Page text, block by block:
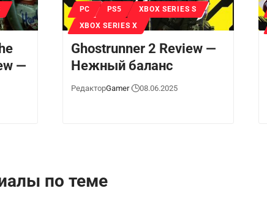
—
PC PS5
XBOX SERIES S
XBOX SERIES X
Ghostrunner 2 Review —
Нежный баланс
РедакторGamer 08.06.2025
по теме